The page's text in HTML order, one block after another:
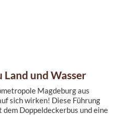
und Wasser
Magdeburg aus
sich wirken! Diese Führung
Doppeldeckerbus und eine